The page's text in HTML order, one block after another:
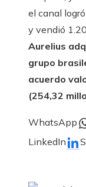
el canal
y vendió
Aurelius
grupo
acuerdo
(254,32
WhatsApp
LinkedIn